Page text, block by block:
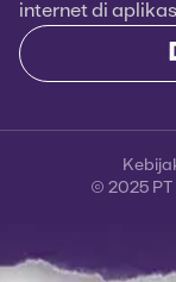
internet di
© 2025 PT